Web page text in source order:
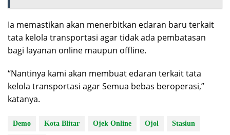
Ia memastikan akan menerbitkan edaran baru terkait
tata kelola transportasi agar tidak ada pembatasan
bagi layanan online maupun offline.
“Nantinya kami akan membuat edaran terkait tata
kelola transportasi agar Semua bebas beroperasi,”
katanya.
Demo Kota Blitar Ojek Online Ojol Stasiun